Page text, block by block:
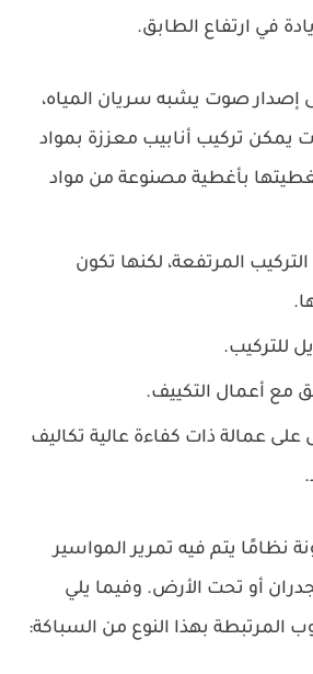
إصدار صوت يشبه سريان المياه،
يمكن تركيب أنابيب معززة بمواد
بأغطية مصنوعة من مواد
المرتفعة، لكنها تكون
للتركيب.
مع أعمال التكييف.
عمالة ذات كفاءة عالية تكاليف
نظامًا يتم فيه تمرير المواسير
أو تحت الأرض. وفيما يلي
المرتبطة بهذا النوع من السباكة: